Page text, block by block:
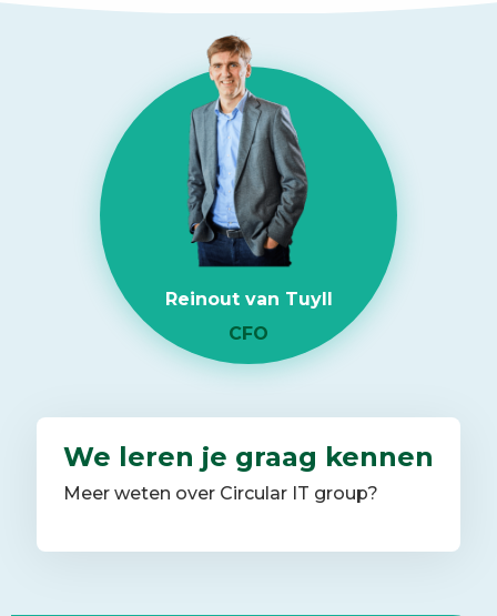
Reinout van Tuyll
CFO
We leren je graag kennen
Meer weten over Circular IT group?